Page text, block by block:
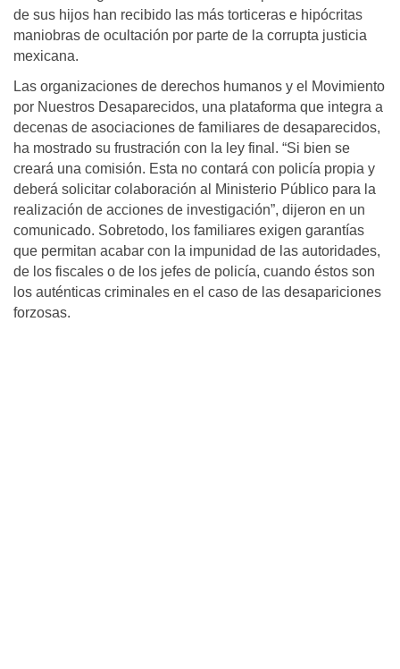
de sus hijos han recibido las más torticeras e hipócritas
maniobras de ocultación por parte de la corrupta justicia
mexicana.
Las organizaciones de derechos humanos y el Movimiento
por Nuestros Desaparecidos, una plataforma que integra a
decenas de asociaciones de familiares de desaparecidos,
ha mostrado su frustración con la ley final. “Si bien se
creará una comisión. Esta no contará con policía propia y
deberá solicitar colaboración al Ministerio Público para la
realización de acciones de investigación”, dijeron en un
comunicado. Sobretodo, los familiares exigen garantías
que permitan acabar con la impunidad de las autoridades,
de los fiscales o de los jefes de policía, cuando éstos son
los auténticas criminales en el caso de las desapariciones
forzosas.